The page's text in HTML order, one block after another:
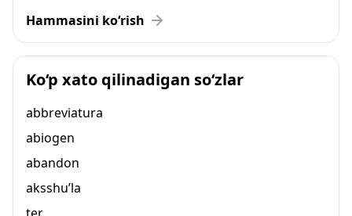
Hammasini ko‘rish
Ko‘p xato qilinadigan so‘zlar
abbreviatura
abiogen
abandon
aksshu’la